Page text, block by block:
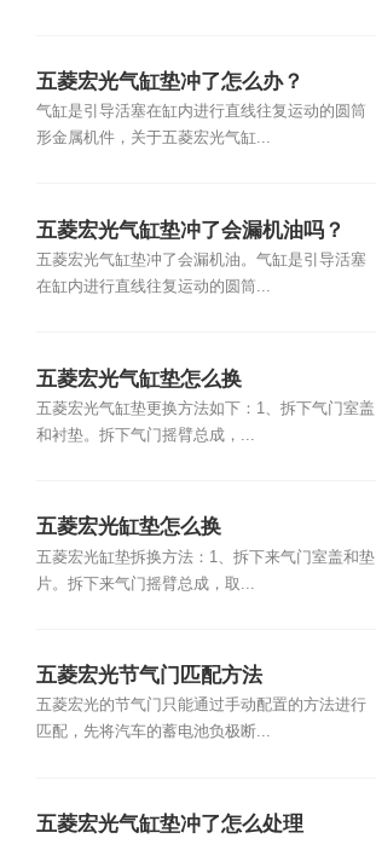
五菱宏光气缸垫冲了怎么办？
气缸是引导活塞在缸内进行直线往复运动的圆筒
形金属机件，关于五菱宏光气缸...
五菱宏光气缸垫冲了会漏机油吗？
五菱宏光气缸垫冲了会漏机油。气缸是引导活塞
在缸内进行直线往复运动的圆筒...
五菱宏光气缸垫怎么换
五菱宏光气缸垫更换方法如下：1、拆下气门室盖
和衬垫。拆下气门摇臂总成，...
五菱宏光缸垫怎么换
五菱宏光缸垫拆换方法：1、拆下来气门室盖和垫
片。拆下来气门摇臂总成，取...
五菱宏光节气门匹配方法
五菱宏光的节气门只能通过手动配置的方法进行
匹配，先将汽车的蓄电池负极断...
五菱宏光气缸垫冲了怎么处理